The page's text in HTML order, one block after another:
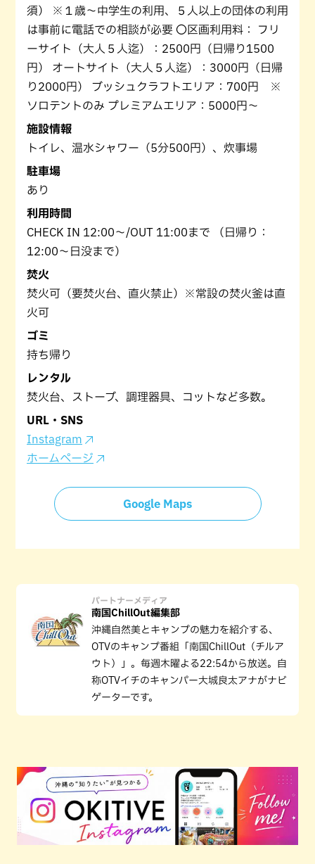
須） ※１歳～中学生の利用、５人以上の団体の利用
は事前に電話での相談が必要 〇区画利用料： フリ
ーサイト（大人５人迄）：2500円（日帰り1500
円） オートサイト（大人５人迄）：3000円（日帰
り2000円） ブッシュクラフトエリア：700円 ※
ソロテントのみ プレミアムエリア：5000円～
施設情報
トイレ、温水シャワー（5分500円）、炊事場
駐車場
あり
利用時間
CHECK IN 12:00～/OUT 11:00まで （日帰り：
12:00～日没まで）
焚火
焚火可（要焚火台、直火禁止）※常設の焚火釜は直
火可
ゴミ
持ち帰り
レンタル
焚火台、ストーブ、調理器具、コットなど多数。
URL・SNS
Instagram
ホームページ
Google Maps
パートナーメディア
南国ChillOut編集部
沖縄自然美とキャンプの魅力を紹介する、
OTVのキャンプ番組「南国ChillOut（チルア
ウト）」。毎週木曜よる22:54から放送。自
称OTVイチのキャンパー大城良太アナがナビ
ゲーターです。